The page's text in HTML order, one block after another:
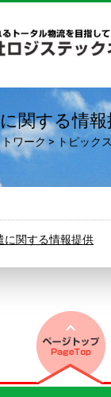
関する情報
ワーク > トピックス
関する情報提供